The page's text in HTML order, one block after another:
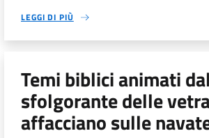
LEGGI DI PIÙ
Temi biblici animati
sfolgorante delle
affacciano sulle